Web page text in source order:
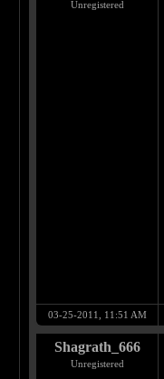
Unregistered
03-25-2011, 11:51 AM
Shagrath_666
Unregistered